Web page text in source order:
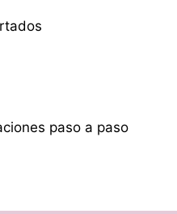
paso a paso